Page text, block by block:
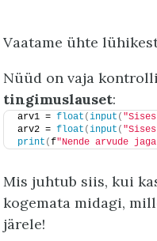
Vaatame ühte
Nüüd on vaja
tingimuslauset:
arv1 = float (input (
arv2 = float (input (
print (f"Nende arvude
Mis juhtub siis, kui
kogemata midagi,
järele!